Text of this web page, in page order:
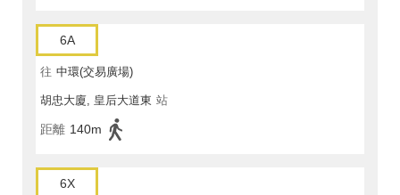
6A
往 中環(交易廣場)
胡忠大廈, 皇后大道東 站
距離 140m
6X